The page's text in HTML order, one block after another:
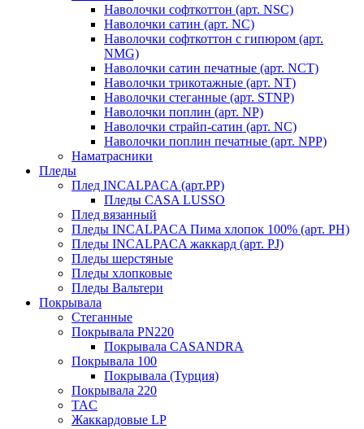
Наволочки софткоттон (арт. NSC)
Наволочки сатин (арт. NC)
Наволочки софткоттон с гипюром (арт.
NMG)
Наволочки сатин печатные (арт. NCT)
Наволочки трикотажные (арт. NT)
Наволочки стеганные (арт. STNP)
Наволочки поплин (арт. NP)
Наволочки страйп-сатин (арт. NC)
Наволочки поплин печатные (арт. NPP)
Наматрасники
Пледы
Плед INCALPACA (арт.PP)
Пледы CASA LUSSO
Плед вязанный
Пледы INCALPACA Пима хлопок 100% (арт. PH)
Пледы INCALPACA жаккард (арт. PJ)
Пледы шерстяные
Пледы хлопковые
Пледы Вальтери
Покрывала
Стеганные
Покрывала PN220
Покрывала CASANDRA
Покрывала 100
Покрывала (Турция)
Покрывала 220
TAC
Жаккардовые LP